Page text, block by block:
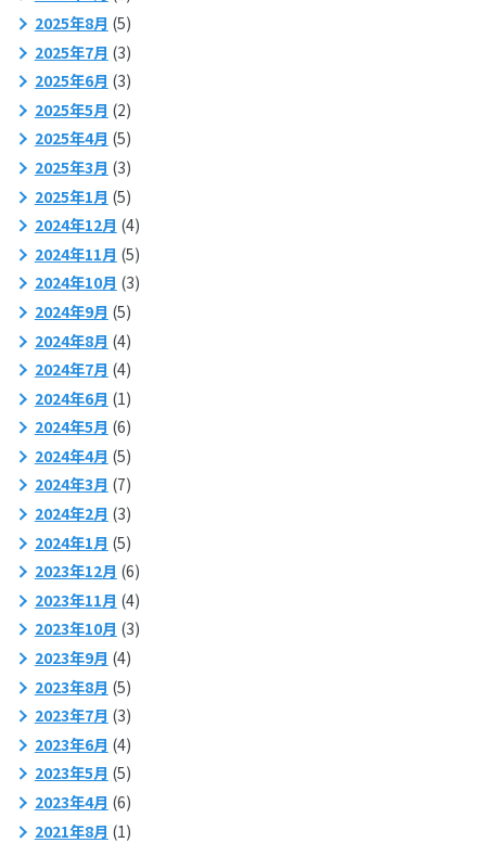
2025年8月 (5)
2025年7月 (3)
2025年6月 (3)
2025年5月 (2)
2025年4月 (5)
2025年3月 (3)
2025年1月 (5)
2024年12月 (4)
2024年11月 (5)
2024年10月 (3)
2024年9月 (5)
2024年8月 (4)
2024年7月 (4)
2024年6月 (1)
2024年5月 (6)
2024年4月 (5)
2024年3月 (7)
2024年2月 (3)
2024年1月 (5)
2023年12月 (6)
2023年11月 (4)
2023年10月 (3)
2023年9月 (4)
2023年8月 (5)
2023年7月 (3)
2023年6月 (4)
2023年5月 (5)
2023年4月 (6)
2021年8月 (1)